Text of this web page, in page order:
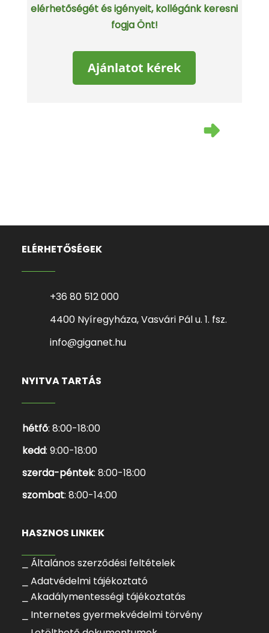
elérhetőségét és igényeit, kollégánk keresni
fogja Önt!
Ajánlatot kérek
ELÉRHETŐSÉGEK
+36 80 512 000
4400 Nyíregyháza, Vasvári Pál u. 1. fsz.
info@giganet.hu
NYITVA TARTÁS
hétfő: 8:00-18:00
kedd: 9:00-18:00
szerda-péntek: 8:00-18:00
szombat: 8:00-14:00
HASZNOS LINKEK
⎯ Általános szerződési feltételek
⎯ Adatvédelmi tájékoztató
⎯ Akadálymentességi tájékoztatás
⎯ Internetes gyermekvédelmi törvény